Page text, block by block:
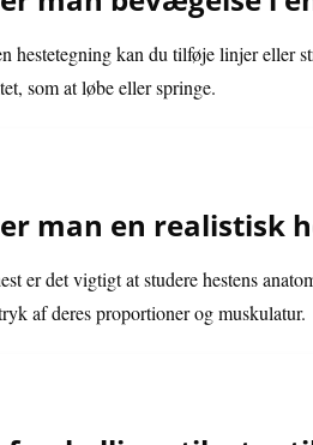
hestetegning kan du tilføje linjer eller
som at løbe eller springe.
man en realistisk
er det vigtigt at studere hestens
af deres proportioner og muskulatur.